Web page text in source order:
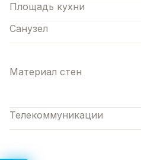
Площадь кухни
Санузел
Материал стен
Телекоммуникации